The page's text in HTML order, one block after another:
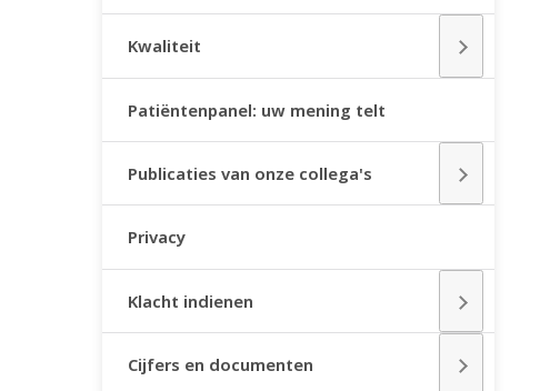
Kwaliteit
Patiëntenpanel: uw mening telt
Publicaties van onze collega's
Privacy
Klacht indienen
Cijfers en documenten